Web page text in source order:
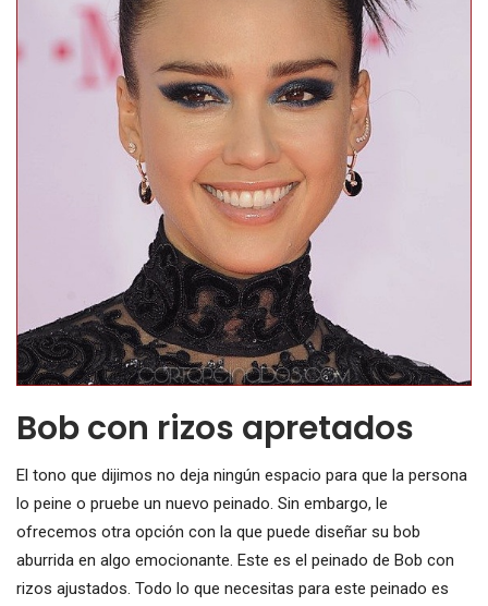
Bob con rizos apretados
El tono que dijimos no deja ningún espacio para que la persona
lo peine o pruebe un nuevo peinado. Sin embargo, le
ofrecemos otra opción con la que puede diseñar su bob
aburrida en algo emocionante. Este es el peinado de Bob con
rizos ajustados. Todo lo que necesitas para este peinado es